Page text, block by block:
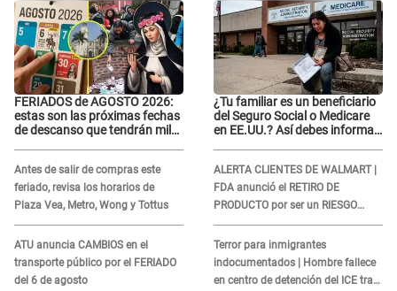
FERIADOS de AGOSTO 2026:
estas son las próximas fechas
de descanso que tendrán miles
Antes de salir de compras este
feriado, revisa los horarios de
Plaza Vea, Metro, Wong y Tottus
ATU anuncia CAMBIOS en el
transporte público por el FERIADO
del 6 de agosto
¿Tu familiar es un beneficiario
del Seguro Social o Medicare
en EE.UU.? Así debes informar
ALERTA CLIENTES DE WALMART |
FDA anunció el RETIRO DE
PRODUCTO por ser un RIESGO
MORTAL para consumidores: ¿Cuál
es?
Terror para inmigrantes
indocumentados | Hombre fallece
en centro de detención del ICE tras